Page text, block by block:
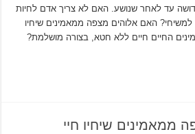
קדושה עד לאחר שנושע. האם לא צריך אדם לחיות
האם אלוהים מצפה ממאמינים שיחיו
החיים חיים ללא חטא, בצורה מושלמת?
ממאמינים שיחיו חיי